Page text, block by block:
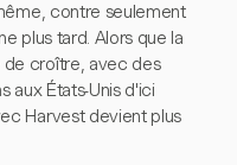
contre seulement
plus tard. Alors que la
croître, avec des
aux États-Unis d'ici
Harvest devient plus